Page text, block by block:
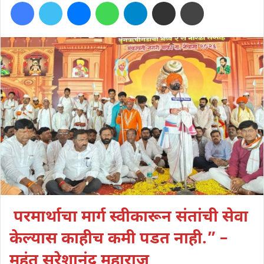
email
परमार्थाचा मार्ग स्वीकारून संतांची सेवा
केल्यास काहीच कमी पडत नाही.” –